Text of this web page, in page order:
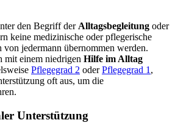
den Begriff der Alltagsbegleitung oder
keine medizinische oder pflegerische
jedermann übernommen werden.
mit einem niedrigen Hilfe im Alltag
Pflegegrad 2 oderPflegegrad 1 ,
oft aus, um die
Unterstützung